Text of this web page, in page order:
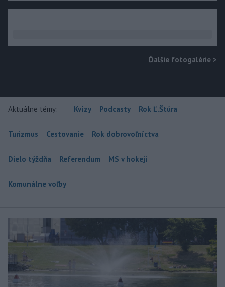
Ďalšie fotogalérie >
Aktuálne témy: Kvízy Podcasty Rok Ľ.Štúra
Turizmus Cestovanie Rok dobrovoľníctva
Dielo týždňa Referendum MS v hokeji
Komunálne voľby